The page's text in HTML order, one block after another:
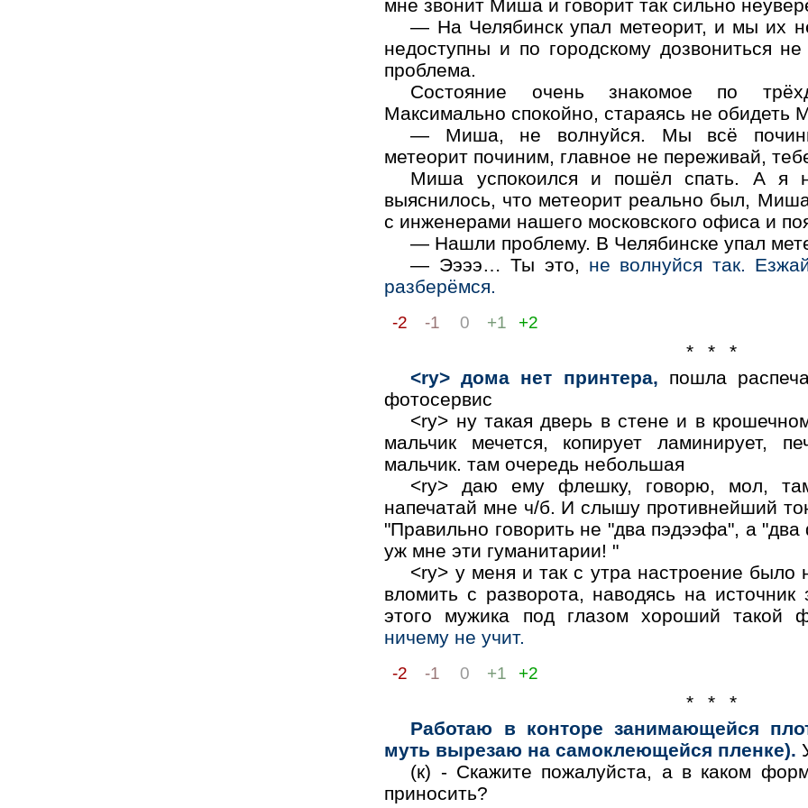
мне звонит Миша и говорит так сильно
— На Челябинск упал метеорит, и мы их
недоступны и по городскому дозвониться
проблема.
Состояние очень знакомое по
Максимально спокойно, стараясь не обидеть
— Миша, не волнуйся. Мы всё
метеорит починим, главное не переживай,
Миша успокоился и пошёл спать. А я
выяснилось, что метеорит реально был,
с инженерами нашего московского офиса и
— Нашли проблему. В Челябинске упал
— Ээээ… Ты это, не волнуйся так.
разберёмся.
-2 -1 0 +1 +2
* * *
<ry> дома нет принтера, пошла
фотосервис
<ry> ну такая дверь в стене и в
мальчик мечется, копирует ламинирует,
мальчик. там очередь небольшая
<ry> даю ему флешку, говорю, мол,
напечатай мне ч/б. И слышу противнейший
"Правильно говорить не "два пэдээфа", а
уж мне эти гуманитарии! "
<ry> у меня и так с утра настроение было
вломить с разворота, наводясь на
этого мужика под глазом хороший такой
ничему не учит.
-2 -1 0 +1 +2
* * *
Работаю в конторе занимающейся
муть вырезаю на самоклеющейся пленке).
(к) - Скажите пожалуйста, а в каком
приносить?